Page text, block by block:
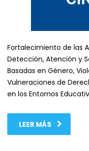
Fortalecimiento de las
Detección, Atención y
Basadas en Género,
Vulneraciones de
en los Entornos
LEER MÁS